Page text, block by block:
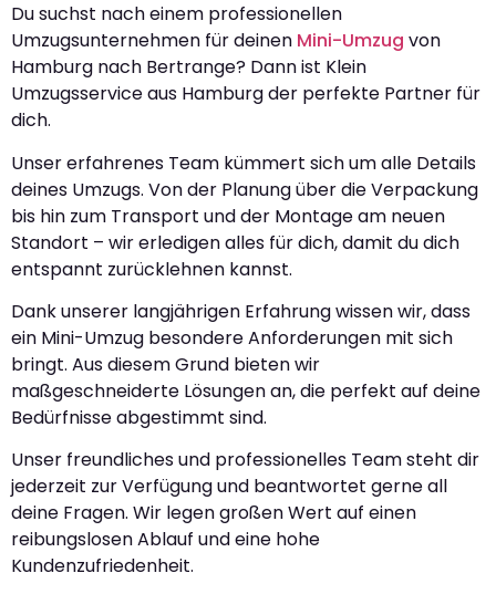
Du suchst nach einem professionellen
Umzugsunternehmen für deinen Mini-Umzug von
Hamburg nach Bertrange? Dann ist Klein
Umzugsservice aus Hamburg der perfekte Partner für
dich.
Unser erfahrenes Team kümmert sich um alle Details
deines Umzugs. Von der Planung über die Verpackung
bis hin zum Transport und der Montage am neuen
Standort – wir erledigen alles für dich, damit du dich
entspannt zurücklehnen kannst.
Dank unserer langjährigen Erfahrung wissen wir, dass
ein Mini-Umzug besondere Anforderungen mit sich
bringt. Aus diesem Grund bieten wir
maßgeschneiderte Lösungen an, die perfekt auf deine
Bedürfnisse abgestimmt sind.
Unser freundliches und professionelles Team steht dir
jederzeit zur Verfügung und beantwortet gerne all
deine Fragen. Wir legen großen Wert auf einen
reibungslosen Ablauf und eine hohe
Kundenzufriedenheit.